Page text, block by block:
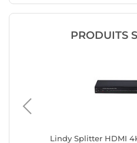
PRODUITS
Lindy Splitter HDMI